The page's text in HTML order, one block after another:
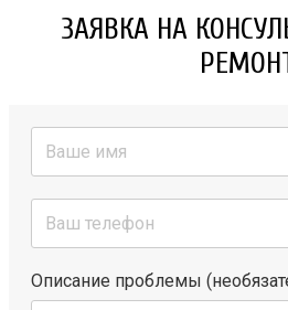
ЗАЯВКА НА
Описание проблемы